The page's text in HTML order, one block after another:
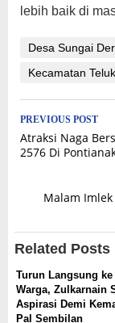
lebih baik di
Desa Sungai
Kecamatan
Post
PREVIOUS POST
Atraksi Naga
2576 Di
Malam
Related Posts
Turun Langsung ke
Warga, Zulkarnain
Aspirasi Demi
Pal Sembilan